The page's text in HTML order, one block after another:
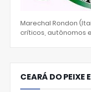
Marechal Rondon
críticos, autônomos
CEARÁ DO